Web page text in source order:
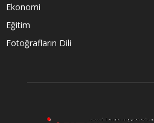
Ekonomi
Eğitim
Fotoğrafların Dili